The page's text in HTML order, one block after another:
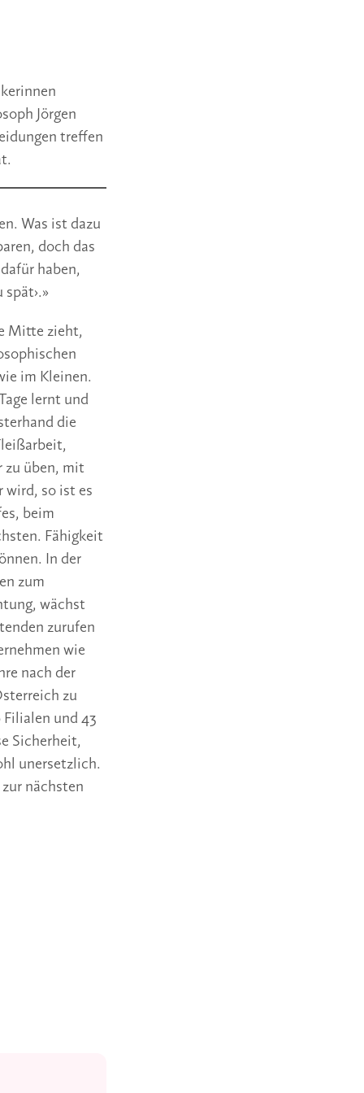
Jörgen
treffen
Was ist dazu
doch das
haben,
spät›.»
Mitte zieht,
im Kleinen.
lernt und
die
zu üben, mit
wird, so ist es
beim
Fähigkeit
In der
zum
wächst
zurufen
wie
nach der
zu
und 43
Sicherheit,
unersetzlich.
nächsten